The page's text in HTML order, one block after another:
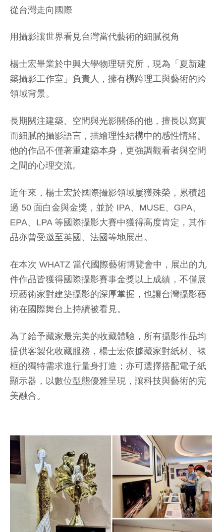
從台灣走向國際
用攝影讓世界看見台灣當代藝術的細膩視角
楊士宏畢業於中興大學物理研究所，現為「夏新建
築攝影工作室」負責人，擁有橫跨理工與藝術的跨
領域背景。
長期關注建築、空間與光影關係的他，擅長以寫實
而細膩的攝影語言，描繪理性結構中的感性情緒。
他的作品不僅著重建築本身，更強調觀看者與空間
之間的心理交流。
近年來，楊士宏於國際攝影領域屢獲殊榮，累積超
過 50 面白金與金獎，並於 IPA、MUSE、GPA、
EPA、LPA 等國際攝影大賽中獲得高度肯定，其作
品亦曾受邀至英國、法國等地展出。
在本次 WHATZ 當代國際藝術博覽會中，展出的九
件作品皆獲得國際攝影賽事金獎以上成績，不僅展
現藝術家對建築攝影的深厚掌握，也讓台灣攝影藝
術在國際舞台上持續被看見。
為了給予藏家最完美的收藏體驗，所有攝影作品均
提供客製化收藏服務，楊士宏依據藏家對紙材、裱
框的獨特需求進行量身打造；亦可選擇搭配電子紙
顯示器，以數位型態優雅呈現，讓科技與藝術的完
美融合。